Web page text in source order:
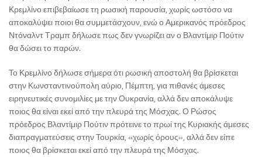
Κρεμλίνο επιβεβαίωσε τη ρωσική παρουσία, χωρίς ωστόσο να
αποκαλύψει ποιοι θα συμμετάσχουν, ενώ ο Αμερικανός πρόεδρος
Ντόναλντ Τραμπ δήλωσε πως δεν γνωρίζει αν ο Βλαντίμιρ Πούτιν
θα δώσει το παρών.
Το Κρεμλίνο δήλωσε σήμερα ότι ρωσική αποστολή θα βρίσκεται
στην Κωνσταντινούπολη αύριο, Πέμπτη, για πιθανές άμεσες
ειρηνευτικές συνομιλίες με την Ουκρανία, αλλά δεν αποκάλυψε
ποιος θα είναι εκεί από την πλευρά της Μόσχας. Ο Ρώσος
πρόεδρος Βλαντίμιρ Πούτιν πρότεινε το πρωί της Κυριακής άμεσες
διαπραγματεύσεις στην Τουρκία, «χωρίς όρους», αλλά δεν είπε
ποιος θα βρίσκεται εκεί από την πλευρά της Μόσχας.